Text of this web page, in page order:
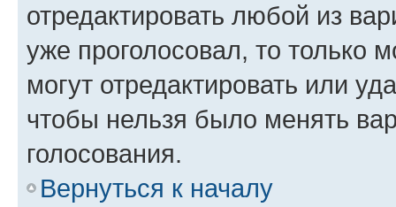
отредактировать любой из
уже проголосовал, то только
могут отредактировать или
чтобы нельзя было менять
голосования.
Вернуться к началу